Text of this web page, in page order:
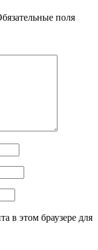
поля
в этом браузере для